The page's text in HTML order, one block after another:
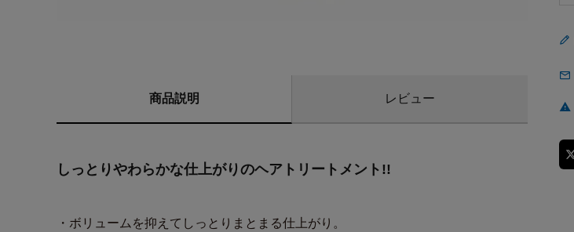
商品説明 レビュー
しっとりやわらかな仕上がりのヘアトリートメント!!
・ボリュームを抑えてしっとりまとまる仕上がり。